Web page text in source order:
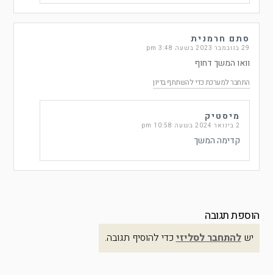
סתם חרמנית
29 בנובמבר 2023 בשעה 3:48 pm
וואו המשך דחוף
התחבר למערכת כדי להשתתף בדיון
מיסטיק
2 בינואר 2024 בשעה 10:58 pm
קדימה המשך
הוספת תגובה
ישלהתחבר לסליזיכדי להוסיף תגובה.